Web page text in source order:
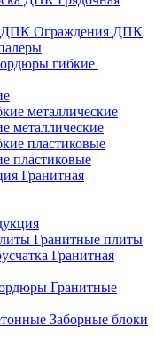
Ограждения ДПК
гибкие
металлические
пластиковые
Гранитная
Гранитные плиты
Гранитная
Гранитные
Заборные блоки